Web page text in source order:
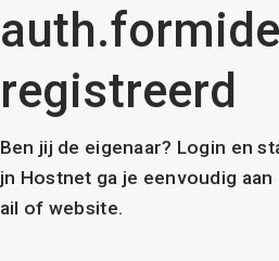
registreerd
Ben jij de eigenaar? Login en
jn Hostnet ga je eenvoudig
ail of website.